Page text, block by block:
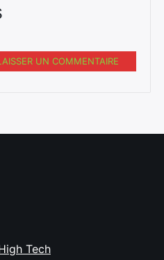
UN COMMENTAIRE
Tech